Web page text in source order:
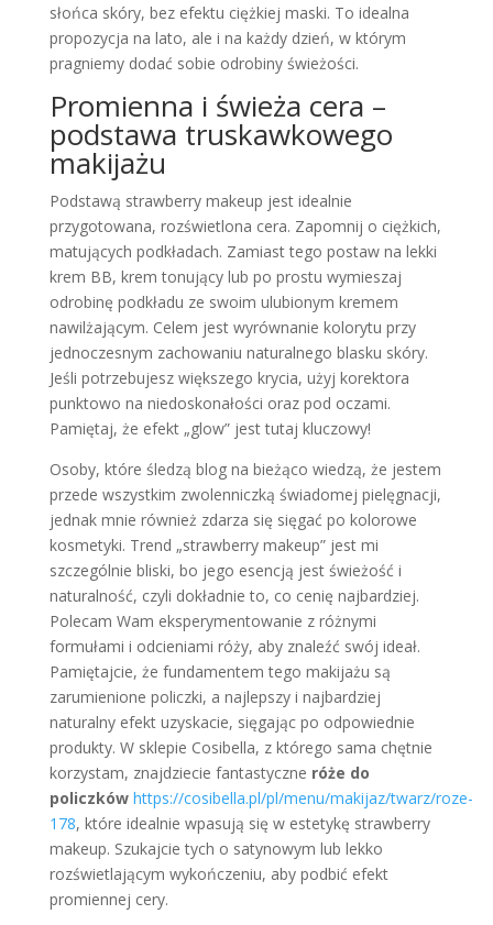
słońca skóry, bez efektu ciężkiej maski. To idealna
propozycja na lato, ale i na każdy dzień, w którym
pragniemy dodać sobie odrobiny świeżości.
Promienna i świeża cera –
podstawa truskawkowego
makijażu
Podstawą strawberry makeup jest idealnie
przygotowana, rozświetlona cera. Zapomnij o ciężkich,
matujących podkładach. Zamiast tego postaw na lekki
krem BB, krem tonujący lub po prostu wymieszaj
odrobinę podkładu ze swoim ulubionym kremem
nawilżającym. Celem jest wyrównanie kolorytu przy
jednoczesnym zachowaniu naturalnego blasku skóry.
Jeśli potrzebujesz większego krycia, użyj korektora
punktowo na niedoskonałości oraz pod oczami.
Pamiętaj, że efekt „glow” jest tutaj kluczowy!
Osoby, które śledzą blog na bieżąco wiedzą, że jestem
przede wszystkim zwolenniczką świadomej pielęgnacji,
jednak mnie również zdarza się sięgać po kolorowe
kosmetyki. Trend „strawberry makeup” jest mi
szczególnie bliski, bo jego esencją jest świeżość i
naturalność, czyli dokładnie to, co cenię najbardziej.
Polecam Wam eksperymentowanie z różnymi
formułami i odcieniami róży, aby znaleźć swój ideał.
Pamiętajcie, że fundamentem tego makijażu są
zarumienione policzki, a najlepszy i najbardziej
naturalny efekt uzyskacie, sięgając po odpowiednie
produkty. W sklepie Cosibella, z którego sama chętnie
korzystam, znajdziecie fantastyczne róże do
policzków https://cosibella.pl/pl/menu/makijaz/twarz/roze-
178, które idealnie wpasują się w estetykę strawberry
makeup. Szukajcie tych o satynowym lub lekko
rozświetlającym wykończeniu, aby podbić efekt
promiennej cery.